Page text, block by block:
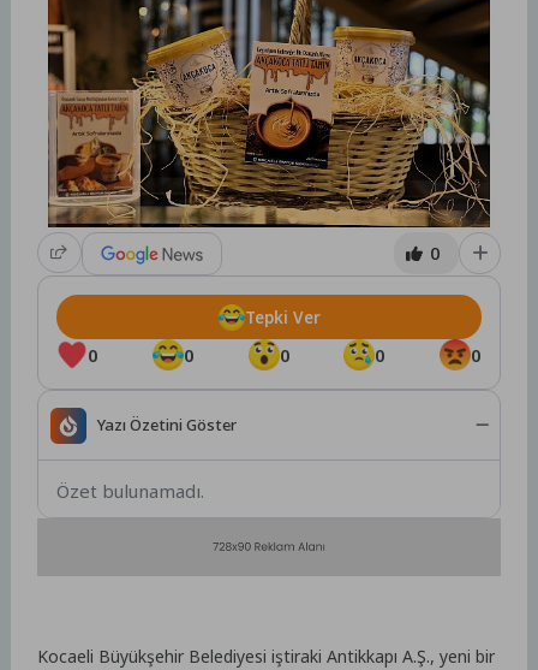
0
0 0 0 0 0
Tepki Ver
Yazı Özetini Göster
Özet bulunamadı.
Kocaeli Büyükşehir Belediyesi iştiraki Antikkapı A.Ş., yeni bir